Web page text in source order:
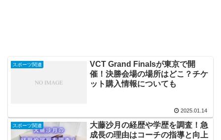
スポーツ関連
VCT Grand Finalsが東京で開
催！決勝会場の場所はどこ？チケ
ット購入情報についても
2025.01.14
スポーツ関連
大藤沙月の経歴や学歴を調査！急
成長の理由はコーチの指導と向上